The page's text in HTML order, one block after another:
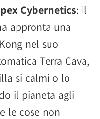
Cybernetics: il
appronta una
nel suo
Terra Cava,
si calmi o lo
il pianeta agli
le cose non